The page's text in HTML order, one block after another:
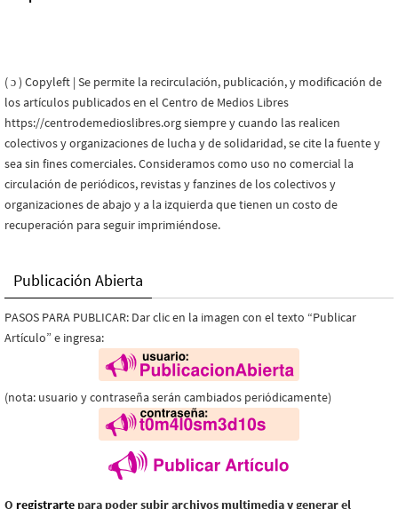
( ɔ ) Copyleft | Se permite la recirculación, publicación, y modificación de
los artículos publicados en el Centro de Medios Libres
https://centrodemedioslibres.org siempre y cuando las realicen
colectivos y organizaciones de lucha y de solidaridad, se cite la fuente y
sea sin fines comerciales. Consideramos como uso no comercial la
circulación de periódicos, revistas y fanzines de los colectivos y
organizaciones de abajo y a la izquierda que tienen un costo de
recuperación para seguir imprimiéndose.
Publicación Abierta
PASOS PARA PUBLICAR: Dar clic en la imagen con el texto “Publicar
Artículo” e ingresa:
(nota: usuario y contraseña serán cambiados periódicamente)
O registrarte para poder subir archivos multimedia y generar el